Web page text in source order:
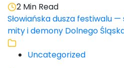
2 Min Read
Słowiańska dusza festiwalu
mity i demony Dolnego
Uncategorized